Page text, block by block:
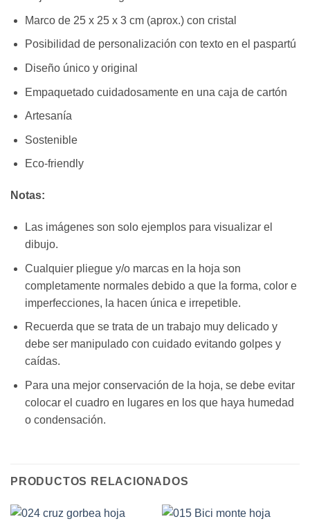
Marco de 25 x 25 x 3 cm (aprox.) con cristal
Posibilidad de personalización con texto en el paspartú
Diseño único y original
Empaquetado cuidadosamente en una caja de cartón
Artesanía
Sostenible
Eco-friendly
Notas:
Las imágenes son solo ejemplos para visualizar el
dibujo.
Cualquier pliegue y/o marcas en la hoja son
completamente normales debido a que la forma, color e
imperfecciones, la hacen única e irrepetible.
Recuerda que se trata de un trabajo muy delicado y
debe ser manipulado con cuidado evitando golpes y
caídas.
Para una mejor conservación de la hoja, se debe evitar
colocar el cuadro en lugares en los que haya humedad
o condensación.
PRODUCTOS RELACIONADOS